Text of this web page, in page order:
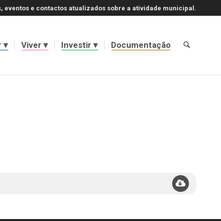
eventos e contactos atualizados sobre a atividade municipal.
Viver Investir Documentação